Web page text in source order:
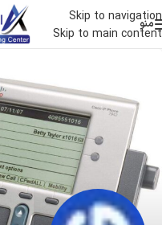
Skip to navigation
Skip to main content
منو